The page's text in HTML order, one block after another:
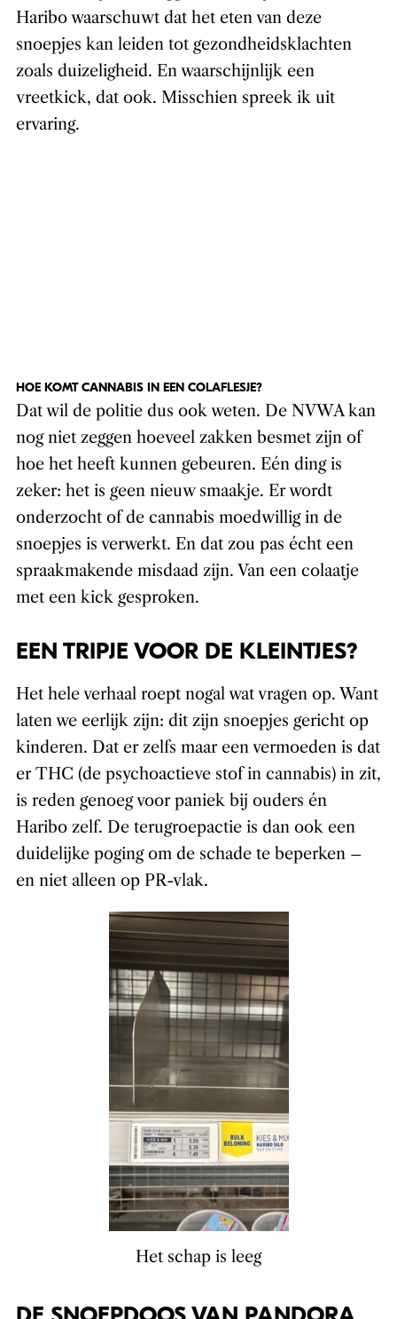
Haribo waarschuwt dat het eten van deze
snoepjes kan leiden tot gezondheidsklachten
zoals duizeligheid. En waarschijnlijk een
vreetkick, dat ook. Misschien spreek ik uit
ervaring.
HOE KOMT CANNABIS IN EEN COLAFLESJE?
Dat wil de politie dus ook weten. De NVWA kan
nog niet zeggen hoeveel zakken besmet zijn of
hoe het heeft kunnen gebeuren. Eén ding is
zeker: het is geen nieuw smaakje. Er wordt
onderzocht of de cannabis moedwillig in de
snoepjes is verwerkt. En dat zou pas écht een
spraakmakende misdaad zijn. Van een colaatje
met een kick gesproken.
EEN TRIPJE VOOR DE KLEINTJES?
Het hele verhaal roept nogal wat vragen op. Want
laten we eerlijk zijn: dit zijn snoepjes gericht op
kinderen. Dat er zelfs maar een vermoeden is dat
er THC (de psychoactieve stof in cannabis) in zit,
is reden genoeg voor paniek bij ouders én
Haribo zelf. De terugroepactie is dan ook een
duidelijke poging om de schade te beperken –
en niet alleen op PR-vlak.
Het schap is leeg